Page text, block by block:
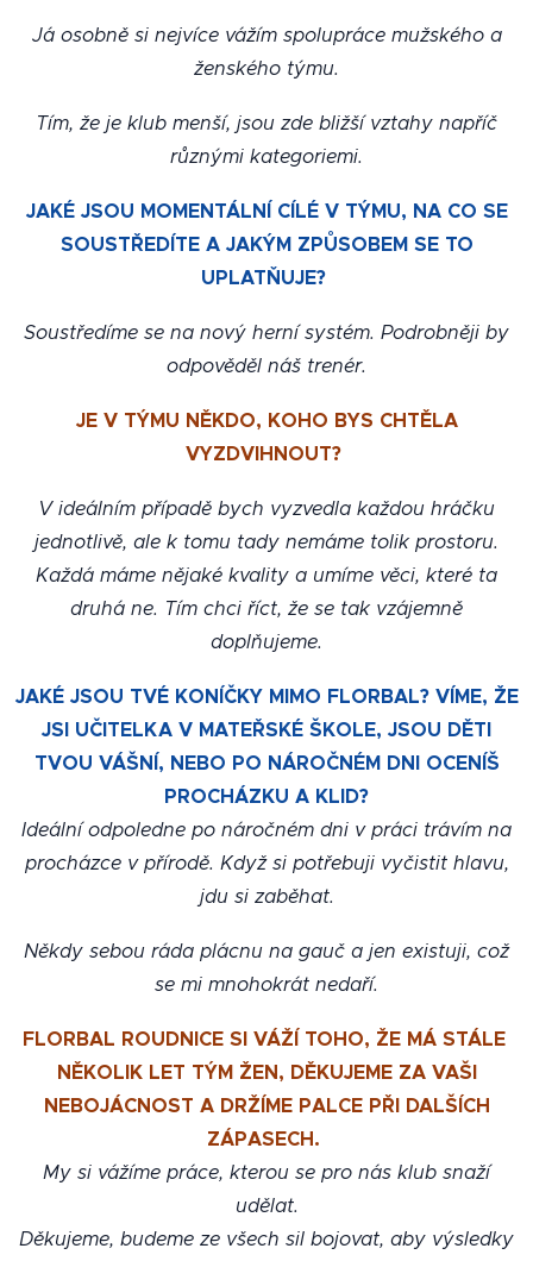
Já osobně si nejvíce vážím spolupráce mužského a
ženského týmu.
Tím, že je klub menší, jsou zde bližší vztahy napříč
různými kategoriemi.
JAKÉ JSOU MOMENTÁLNÍ CÍLÉ V TÝMU, NA CO SE
SOUSTŘEDÍTE A JAKÝM ZPŮSOBEM SE TO
UPLATŇUJE?
Soustředíme se na nový herní systém. Podrobněji by
odpověděl náš trenér.
JE V TÝMU NĚKDO, KOHO BYS CHTĚLA
VYZDVIHNOUT?
V ideálním případě bych vyzvedla každou hráčku
jednotlivě, ale k tomu tady nemáme tolik prostoru.
Každá máme nějaké kvality a umíme věci, které ta
druhá ne. Tím chci říct, že se tak vzájemně
doplňujeme.
JAKÉ JSOU TVÉ KONÍČKY MIMO FLORBAL? VÍME, ŽE
JSI UČITELKA V MATEŘSKÉ ŠKOLE, JSOU DĚTI
TVOU VÁŠNÍ, NEBO PO NÁROČNÉM DNI OCENÍŠ
PROCHÁZKU A KLID?
Ideální odpoledne po náročném dni v práci trávím na
procházce v přírodě. Když si potřebuji vyčistit hlavu,
jdu si zaběhat.
Někdy sebou ráda plácnu na gauč a jen existuji, což
se mi mnohokrát nedaří.
FLORBAL ROUDNICE SI VÁŽÍ TOHO, ŽE MÁ STÁLE
NĚKOLIK LET TÝM ŽEN, DĚKUJEME ZA VAŠI
NEBOJÁCNOST A DRŽÍME PALCE PŘI DALŠÍCH
ZÁPASECH.
My si vážíme práce, kterou se pro nás klub snaží
udělat.
Děkujeme, budeme ze všech sil bojovat, aby výsledky